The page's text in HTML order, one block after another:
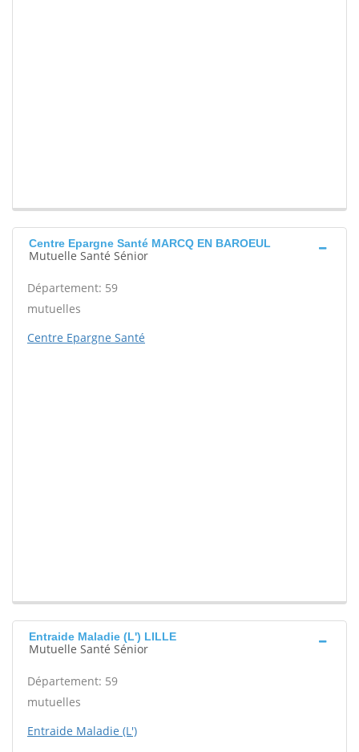
Centre Epargne Santé MARCQ EN BAROEUL
Mutuelle Santé Sénior
Département: 59
mutuelles
Centre Epargne Santé
Entraide Maladie (L') LILLE
Mutuelle Santé Sénior
Département: 59
mutuelles
Entraide Maladie (L')